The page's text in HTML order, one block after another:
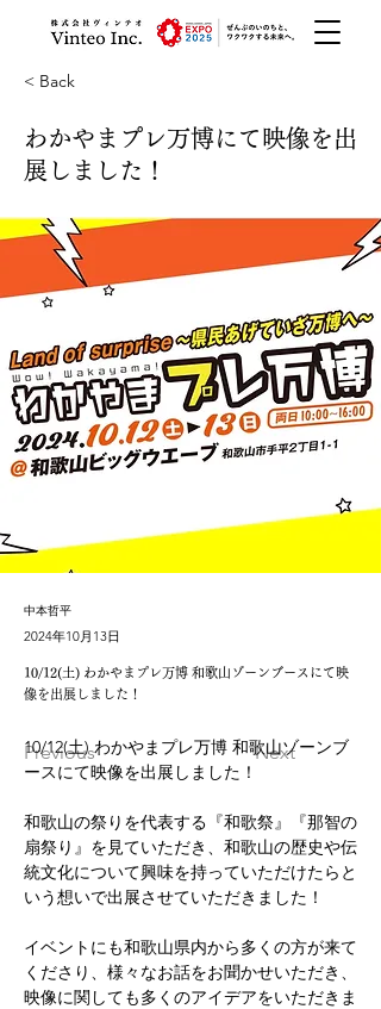
< Back
わかやまプレ万博にて映像を出
展しました！
中本哲平
2024年10月13日
10/12(土) わかやまプレ万博 和歌山ゾーンブースにて映
像を出展しました！
Previous Next
10/12(土) わかやまプレ万博 和歌山ゾーンブ
ースにて映像を出展しました！
和歌山の祭りを代表する『和歌祭』『那智の
扇祭り』を見ていただき、和歌山の歴史や伝
統文化について興味を持っていただけたらと
いう想いで出展させていただきました！
イベントにも和歌山県内から多くの方が来て
くださり、様々なお話をお聞かせいただき、
映像に関しても多くのアイデアをいただきま